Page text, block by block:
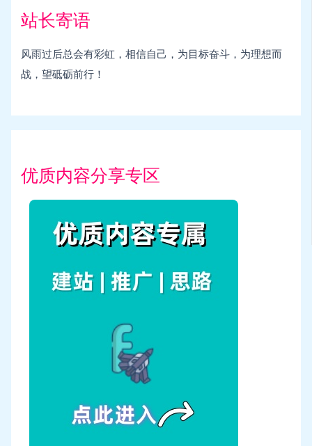
站长寄语
风雨过后总会有彩虹，相信自己，为目标奋斗，为理想而
战，望砥砺前行！
优质内容分享专区